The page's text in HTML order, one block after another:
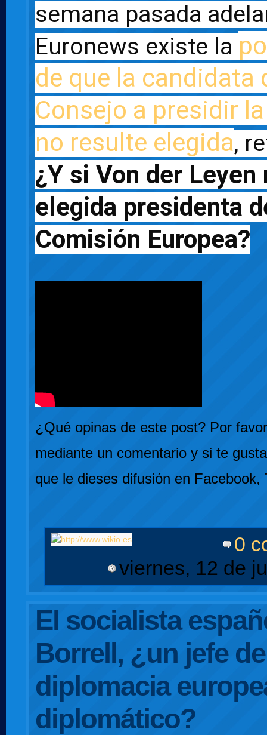
semana pasada
Euronews existe la
de que la candidata
Consejo a presidir
no resulte elegida
¿Y si Von der Leyen
elegida presidenta
Comisión Europea?
¿Qué opinas de este post? Por
mediante un comentario y si te
que le dieses difusión en Facebook,
0
viernes, 12 de
El socialista
Borrell, ¿un jefe
diplomacia
diplomático?